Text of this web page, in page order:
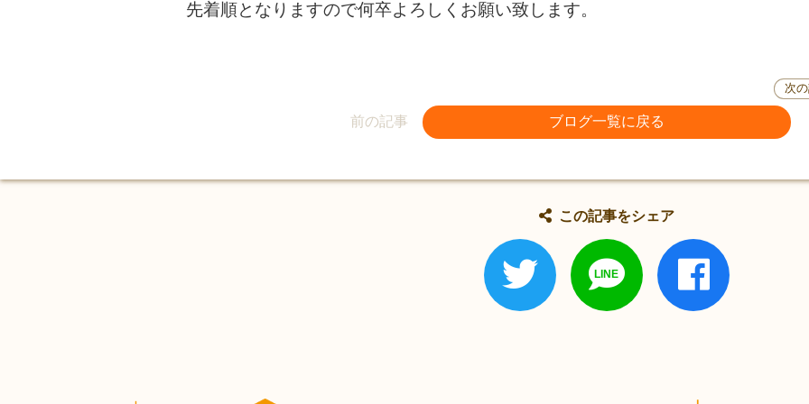
先着順となりますので何卒よろしくお願い致します。
前の記事 ブログ一覧に戻る
次
この記事をシェア